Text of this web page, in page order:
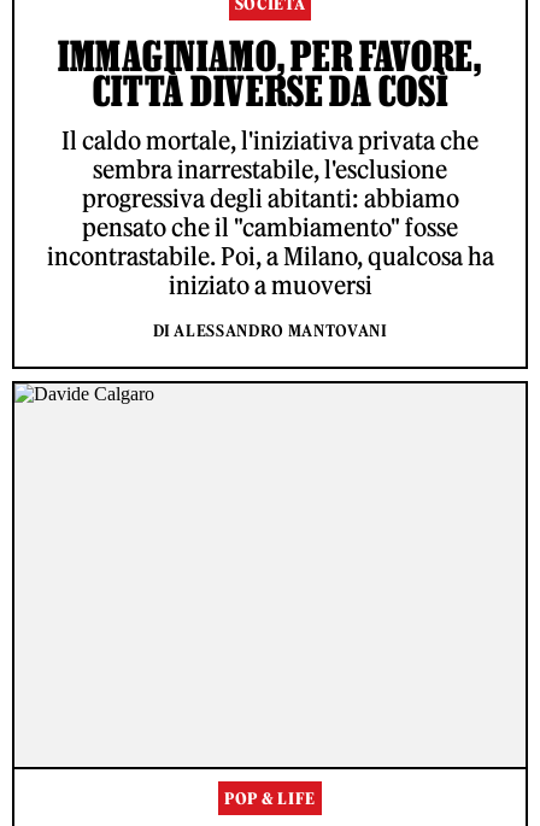
SOCIETÀ
IMMAGINIAMO, PER FAVORE,
CITTÀ DIVERSE DA COSÌ
Il caldo mortale, l'iniziativa privata che
sembra inarrestabile, l'esclusione
progressiva degli abitanti: abbiamo
pensato che il "cambiamento" fosse
incontrastabile. Poi, a Milano, qualcosa ha
iniziato a muoversi
DI ALESSANDRO MANTOVANI
POP & LIFE